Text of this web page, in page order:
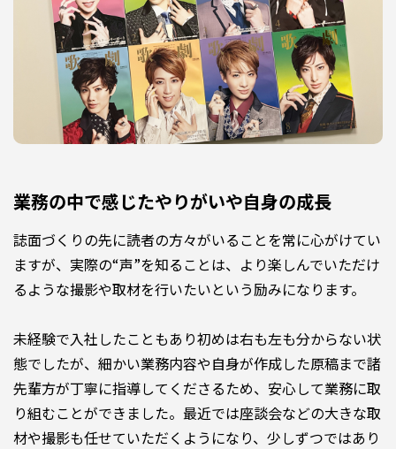
業務の中で感じたやりがいや自身の成長
誌面づくりの先に読者の方々がいることを常に心がけてい
ますが、実際の“声”を知ることは、より楽しんでいただけ
るような撮影や取材を行いたいという励みになります。
未経験で入社したこともあり初めは右も左も分からない状
態でしたが、細かい業務内容や自身が作成した原稿まで諸
先輩方が丁寧に指導してくださるため、安心して業務に取
り組むことができました。最近では座談会などの大きな取
材や撮影も任せていただくようになり、少しずつではあり